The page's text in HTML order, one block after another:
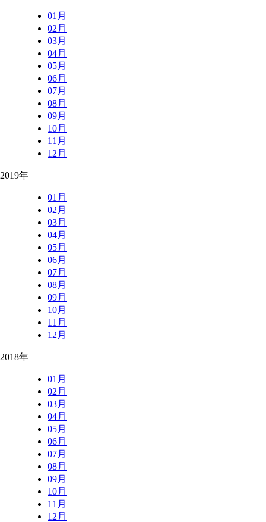
01月
02月
03月
04月
05月
06月
07月
08月
09月
10月
11月
12月
2019年
01月
02月
03月
04月
05月
06月
07月
08月
09月
10月
11月
12月
2018年
01月
02月
03月
04月
05月
06月
07月
08月
09月
10月
11月
12月